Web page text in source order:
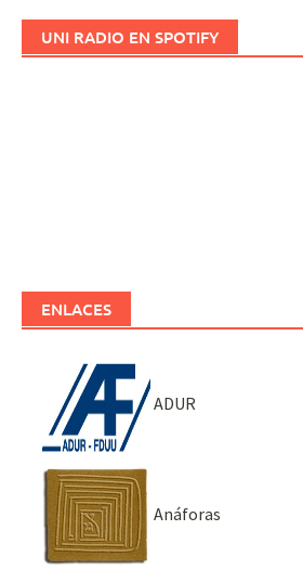
UNI RADIO EN SPOTIFY
ENLACES
ADUR
Anáforas